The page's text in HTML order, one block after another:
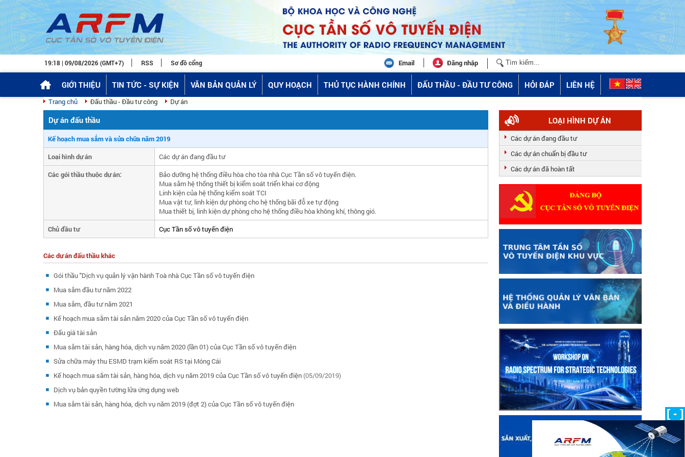
19:18 | 09/08/2026 (GMT+7) RSS Sơ đồ cổng Email Đăng nhập
GIỚI THIỆU TIN TỨC - SỰ KIỆN VĂN BẢN QUẢN LÝ QUY HOẠCH THỦ TỤC HÀNH CHÍNH ĐẤU THẦU - ĐẦU TƯ CÔNG HỎI ĐÁP LIÊN HỆ
Trang chủ Đấu thầu - Đầu tư công Dự án
Dự án đấu thầu
Kế hoạch mua sắm và sửa chữa năm 2019
Loại hình dự án
Các dự án đang đầu tư
Các gói thầu thuộc dự án:
Bảo dưỡng hệ thống điều hòa cho tòa nhà Cục Tần số vô tuyến điện.
Mua sắm hệ thống thiết bị kiểm soát triển khai cơ động
Linh kiện của hệ thống kiểm soát TCI
Mua vật tư, linh kiện dự phòng cho hệ thống bãi đỗ xe tự động
Mua thiết bị, linh kiện dự phòng cho hệ thống điều hòa không khí, thông gió.
Chủ đầu tư
Cục Tần số vô tuyến điện
Các dự án đấu thầu khác
Gói thầu "Dịch vụ quản lý vận hành Toà nhà Cục Tần số vô tuyến điện
Mua sắm đầu tư năm 2022
Mua sắm, đầu tư năm 2021
Kế hoạch mua sắm tài sản năm 2020 của Cục Tần số vô tuyến điện
Đấu giá tài sản
Mua sắm tài sản, hàng hóa, dịch vụ năm 2020 (lần 01) của Cục Tần số vô tuyến điện
Sửa chữa máy thu ESMD trạm kiểm soát RS tại Móng Cái
Kế hoạch mua sắm tài sản, hàng hóa, dịch vụ năm 2019 của Cục Tần số vô tuyến điện (05/09/2019)
Dịch vụ bản quyền tường lửa ứng dụng web
Mua sắm tài sản, hàng hóa, dịch vụ năm 2019 (đợt 2) của Cục Tần số vô tuyến điện
LOẠI HÌNH DỰ ÁN
Các dự án đang đầu tư
Các dự án chuẩn bị đầu tư
Các dự án đã hoàn tất
[ - ]